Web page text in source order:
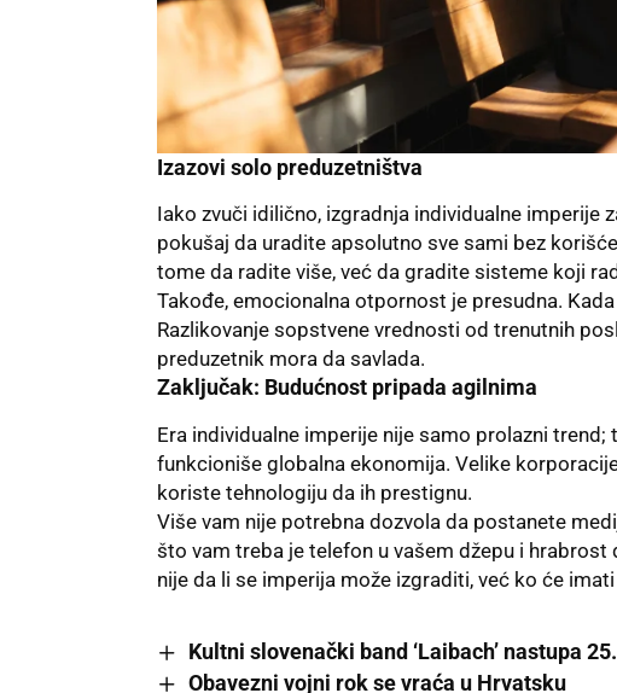
Izazovi solo preduzetništva
Iako zvuči idilično, izgradnja individualne imperije
pokušaj da uradite apsolutno sve sami bez
tome da radite više, već da gradite sisteme koji
Takođe, emocionalna otpornost je presudna.
Razlikovanje sopstvene vrednosti od trenutnih
preduzetnik mora da savlada.
Zaključak: Budućnost pripada agilnima
Era individualne imperije nije samo prolazni
funkcioniše globalna ekonomija. Velike
koriste tehnologiju da ih prestignu.
Više vam nije potrebna dozvola da postanete
što vam treba je telefon u vašem džepu i
nije da li se imperija može izgraditi, već ko će
Kultni slovenački band ‘Laibach’ nastupa
Obavezni vojni rok se vraća u Hrvatsku